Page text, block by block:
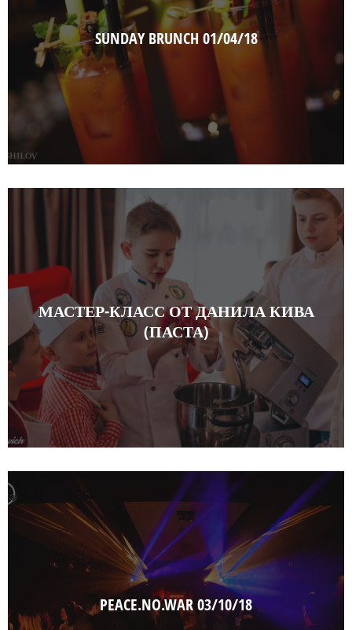
SUNDAY BRUNCH 01/04/18
МАСТЕР-КЛАСС ОТ ДАНИЛА КИВА
(ПАСТА)
PEACE.NO.WAR 03/10/18